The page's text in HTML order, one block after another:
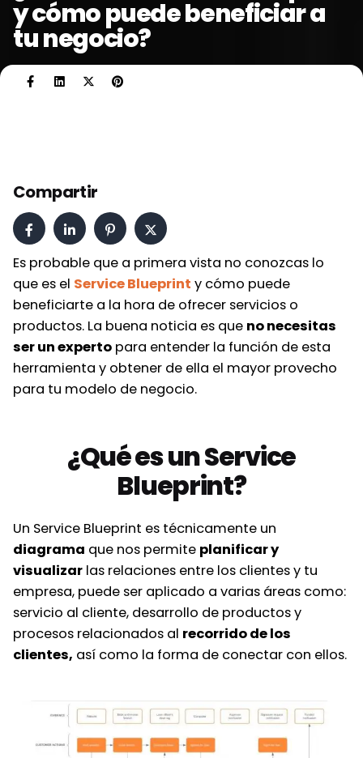
y cómo puede beneficiar a
tu negocio?
Compartir
Es probable que a primera vista no conozcas lo
que es el Service Blueprint y cómo puede
beneficiarte a la hora de ofrecer servicios o
productos. La buena noticia es que no necesitas
ser un experto para entender la función de esta
herramienta y obtener de ella el mayor provecho
para tu modelo de negocio.
¿Qué es un Service
Blueprint?
Un Service Blueprint es técnicamente un
diagrama que nos permite planificar y
visualizar las relaciones entre los clientes y tu
empresa, puede ser aplicado a varias áreas como:
servicio al cliente, desarrollo de productos y
procesos relacionados al recorrido de los
clientes, así como la forma de conectar con ellos.